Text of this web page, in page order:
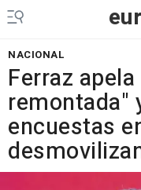
NACIONAL
Ferraz
remontada"
encuestas